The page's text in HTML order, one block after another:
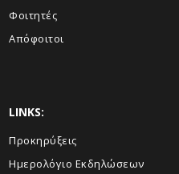
Φοιτητές
Απόφοιτοι
LINKS:
Προκηρύξεις
Ημερολόγιο Εκδηλώσεων